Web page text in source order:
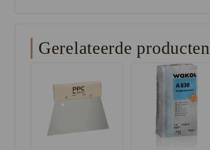
Gerelateerde producten